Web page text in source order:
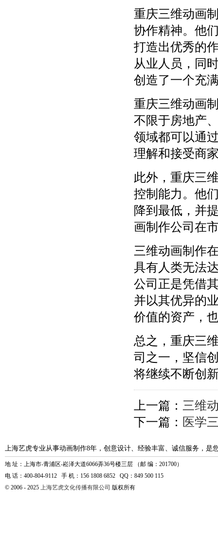
重庆三维动画
协作精神。他
打造出优秀的
从业人员，同
创造了一个充
重庆三维动画
不限于房地产
领域都可以通
理解和接受商
此外，重庆三
控制能力。他
降到最低，并
画制作公司在
三维动画制作
具有人类无法
公司正是凭借
并以其优异的
价值的资产，
总之，重庆三
司之一，坚信
将继续不断创
上一篇： 三维
下一篇： 医学
上海艺虎专业从事动画制作8年，创意设计、经验丰富、诚信服务，是
地 址：上海市-青浦区-崧泽大道6066弄36号楼三层 （邮 编：201700）
电 话：400-804-9112 手 机：156 1808 6852 QQ：849 500 115
© 2006 - 2025 上海艺虎文化传播有限公司 版权所有